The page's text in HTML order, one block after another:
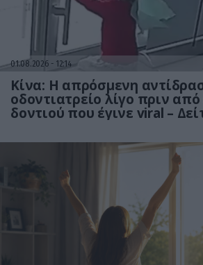
01.08.2026 12:14
Κίνα: Η απρόσμενη
οδοντιατρείο λίγο πριν
δοντιού που έγινε viral –